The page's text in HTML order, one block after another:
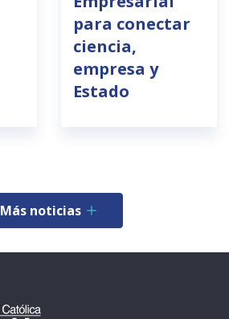
para conectar
ciencia,
empresa y
Estado
Más noticias